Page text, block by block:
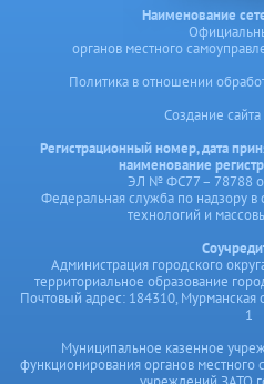
Наименование
органов местного
Политика в отношении
Создание сайта
Регистрационный номер, дата
наименование
ЭЛ № ФС77 – 78788
Федеральная служба по надзору
технологий и
Администрация городского
территориальное образование
Почтовый адрес: 184310, Мурманская
1
Муниципальное казенное
функционирования органов